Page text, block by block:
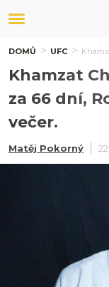
DOMŮ UFC
Khamzat
za 66 dní,
večer.
Matěj Pokorný